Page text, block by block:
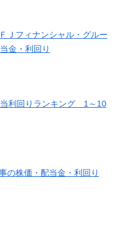
Ｊフィナンシャル・グルー
金・利回り
当利回りランキング 1～10
の株価・配当金・利回り